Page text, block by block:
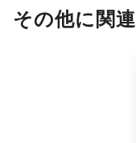
その他に関